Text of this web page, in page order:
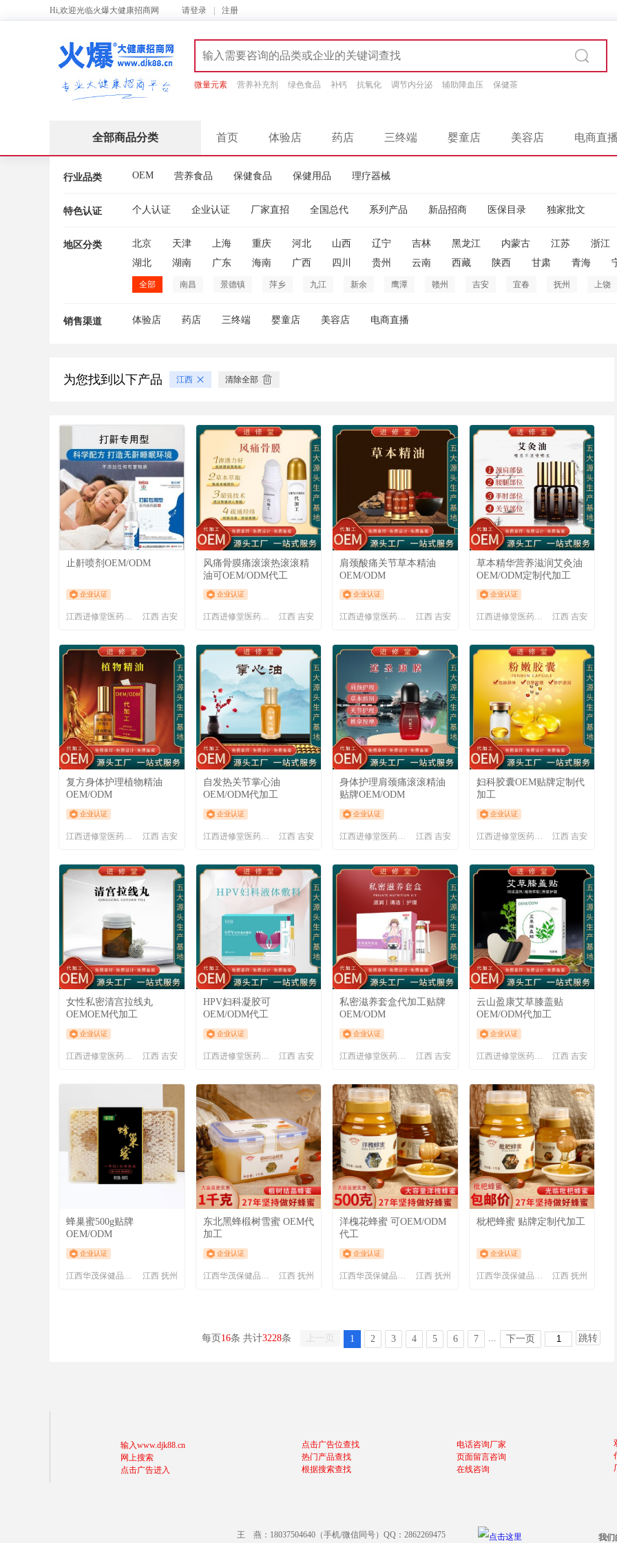
Hi,欢迎光临火爆大健康招商网 请登录 注册
微量元素 营养补充剂 绿色食品 补钙 抗氧化 调节内分泌 辅助降血压 保健茶
全部商品分类 首页 体验店 药店 三终端 婴童店 美容店 电商直
行业品类 OEM 营养食品 保健食品 保健用品 理疗器械
特色认证 个人认证 企业认证 厂家直招 全国总代 系列产品 新品招商 医保目录 独家批文
地区分类 北京 天津 上海 重庆 河北 山西 辽宁 吉林 黑龙江 内蒙古 江苏
浙江
湖北
湖南 广东 海南 广西 四川 贵州 云南 西藏 陕西 甘肃 青海
全部 南昌 景德镇 萍乡 九江 新余 鹰潭 赣州 吉安 宜春 抚州 上饶
销售渠道 体验店 药店 三终端 婴童店 美容店 电商直播
为您找到以下产品 江西 清除全部
止鼾喷剂OEM/ODM
企业认证
江西进修堂医药有限公司 江西 吉安
风痛骨膜痛滚滚热滚滚精
油可OEM/ODM代工
企业认证
江西进修堂医药有限公司 江西 吉安
肩颈酸痛关节草本精油
OEM/ODM
企业认证
江西进修堂医药有限公司 江西 吉安
草本精华营养滋润艾灸油
OEM/ODM定制代加工
企业认证
江西进修堂医药有限公司 江西 吉安
复方身体护理植物精油
OEM/ODM
企业认证
江西 吉安
自发热关节掌心油
OEM/ODM代加工
企业认证
江西进修堂医药有限公司 江西 吉安
身体护理肩颈痛滚滚精油
贴牌OEM/ODM
企业认证
江西 吉安
妇科胶囊OEM贴牌定制代
加工
企业认证
江西进修堂医药有限公司 江西 吉安
女性私密清宫拉线丸
OEMOEM代加工
企业认证
江西 吉安
HPV妇科凝胶可
OEM/ODM代工
企业认证
江西进修堂医药有限公司 江西 吉安
私密滋养套盒代加工贴牌
OEM/ODM
企业认证
江西 吉安
云山盈康艾草膝盖贴
OEM/ODM代加工
企业认证
江西进修堂医药有限公司 江西 吉安
蜂巢蜜500g贴牌
OEM/ODM
企业认证
江西 抚州
东北黑蜂椴树雪蜜 OEM代
加工
企业认证
江西 抚州
洋槐花蜂蜜 可OEM/ODM
代工
企业认证
江西 抚州
枇杷蜂蜜 贴牌定制代加工
企业认证
江西 抚州
每页16条 共计3228条 1 2 3 4 5 6 7 下一页 跳转
输入www.djk88.cn
网上搜索
点击广告进入
点击广告位查找
热门产品查找
根据搜索查找
电话咨询厂家
页面留言咨询
在线咨询
王 燕：18037504640（手机/微信同号）QQ：2862269475 我